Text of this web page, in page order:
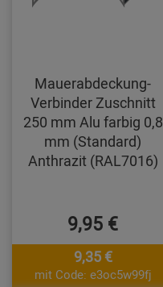
Mauerabdeckung-
Verbinder Zuschnitt
250 mm Alu farbig 0,8
mm (Standard)
Anthrazit (RAL7016)
9,95 €
9,35 €
mit Code: e3oc5w99fj